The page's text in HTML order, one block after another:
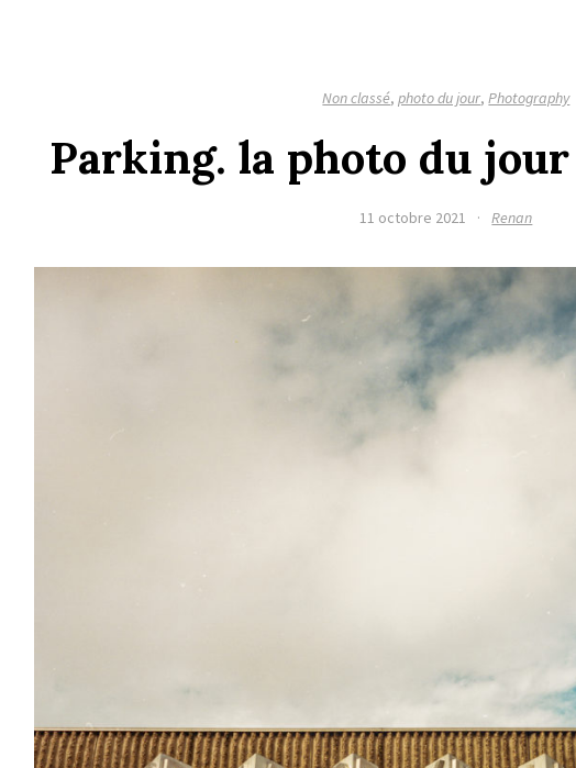
Non classé,photo du jour,Photography
Parking. la photo du
11 octobre 2021 · Renan